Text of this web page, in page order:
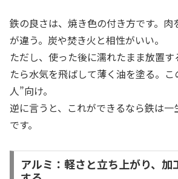
鉄の良さは、焼き色の付き方です。肉
が違う。炭や焚き火と相性がいい。
ただし、使った後に濡れたまま放置す
たら水気を飛ばして薄く油を塗る。こ
人”向け。
逆に言うと、これができるなら鉄は
です。
アルミ：軽さと立ち上がり、加